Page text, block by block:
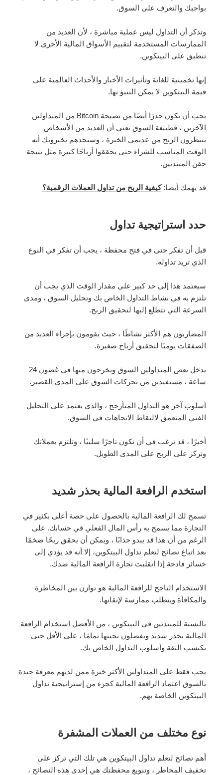
بواجبك والتعرف على السوق.
وتذكر أن التداول ليس عملية مباشرة ، لأن العديد من
الممارسات المستخدمة لتقييم الأسواق المالية الأخرى لا
تنطبق على البيتكوين.
إنها تخمينية للغاية وتأثيرات الأخبار والأحداث العالمية على
قيمة البيتكوين لا يمكن التنبؤ بها.
يجب أن تكون حذرًا أيضًا من نصيحة Bitcoin من المتداولين
الآخرين ، فطبيعة السوق تعني أن العديد من الأشخاص
ينتظرون الربح من عديمي الخبرة ، وستجدهم يخبرونك أنه
الوقت المناسب للشراء حتى يحققوا أرباحًا كبيرة مثل نتيجة
حقن المبتدئين.
قد يهمك أيضا:كيفية الربح من تداول العملات الرقمية؟
حدد استراتيجية تداول
قبل أن تفكر حتى في فتح محفظة ، يجب أن تفكر في النوع
الذي تريد تداوله.
سيعتمد هذا إلى حد كبير على مقدار الوقت الذي يجب أن
تلتزم به في نشاط التداول الخاص بك وتحليل السوق ، ومدى
السرعة التي تتطلع إليها لتحقيق الربح.
المضاربون هم الأكثر نشاطًا ، حيث يقومون بإجراء العديد من
الصفقات يوميًا لتحقيق أرباح صغيرة.
يدخل بعض المتداولين السوق ويخرجون منها في غضون 24
ساعة ، مستفيدين من تحركات السوق على المدى القصير.
أسلوب آخر هو التداول المتأرجح ، والذي يعتمد على التحليل
الفني المتعمق لالتقاط الاتجاهات في السوق.
أخيرًا ، قد ترغب في أن تكون تاجرًا سلبيًا ، وتلتزم بعملاتك
وتركز على الربح على المدى الطويل.
استخدم الرافعة المالية بحذر شديد
تسمح لك الرافعة المالية بالحصول على حصة أعلى بكثير في
التجارة مما يسمح به رأس المال الفعلي في حسابك. على
الرغم من أن هذا قد يبدو جذابًا ، ويمكن أن يحقق ربحًا ضخمًا
بعد اتباع نصائح لتعلم تداول البيتكوين، إلا أنه قد يؤدي إلى
خسائر فادحة إذا انقلبت تجارة الرافعة المالية ضدك.
الاستخدام الناجح للرافعة المالية هو توازن بين المخاطرة
والمكافأة ويتطلب ممارسة لإتقانها.
بالنسبة للمبتدئين في البيتكوين ، من الأفضل استخدام الرافعة
المالية بحذر شديد ويفضلون تجنبها تمامًا ، على الأقل حتى
تكتسب الثقة وأسلوب التداول الخاص بك.
يجب فقط على المتداولين الأكثر خبرة ممن لديهم معرفة جيدة
بالسوق اعتماد الرافعة المالية كجزء من إستراتيجية تداول
البيتكوين الخاصة بهم.
نوع مختلف من العملات المشفرة
أهم نصائح لتعلم تداول البيتكوين هي تلك التي تركز على
تخفيف المخاطر ، وتنويع محفظتك هي إحدى هذه النصائح ،